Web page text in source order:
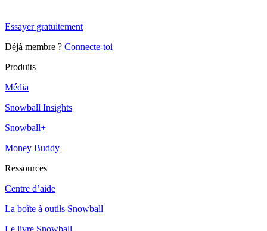
Essayer gratuitement
Déjà membre ? Connecte-toi
Produits
Média
Snowball Insights
Snowball+
Money Buddy
Ressources
Centre d’aide
La boîte à outils Snowball
Le livre Snowball